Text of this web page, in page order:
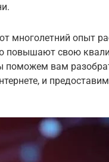
многолетний опыт
повышают свою
вам
и